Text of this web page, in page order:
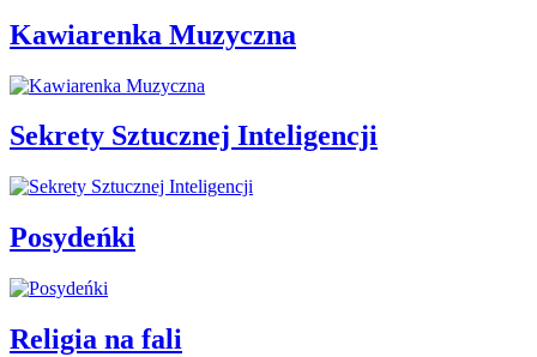
Kawiarenka Muzyczna
Sekrety Sztucznej Inteligencji
Posydeńki
Religia na fali